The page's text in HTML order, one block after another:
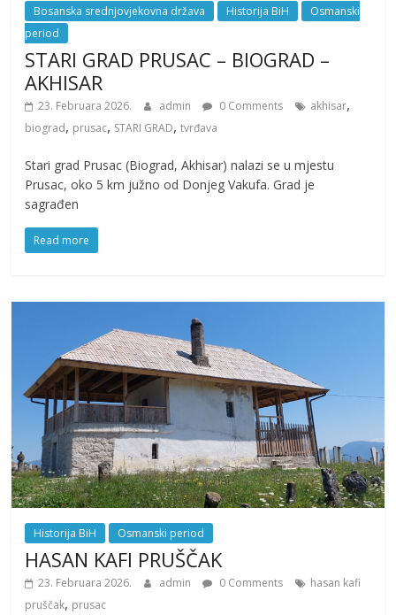
Bosanska srednjovjekovna država Historija BiH
Osmanski
period
STARI GRAD PRUSAC – BIOGRAD –
AKHISAR
23. Februara 2026. admin 0 Comments akhisar,
biograd, prusac, STARI GRAD,tvrđava
Stari grad Prusac (Biograd, Akhisar) nalazi se u mjestu
Prusac, oko 5 km južno od Donjeg Vakufa. Grad je
sagrađen
Read more
Historija BiH Osmanski period
HASAN KAFI PRUŠČAK
23. Februara 2026. admin 0 Comments
hasan kafi
pruščak, prusac